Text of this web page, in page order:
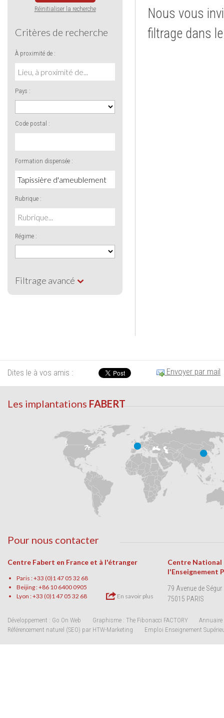
Réinitialiser la recherche
Critères de recherche
À proximité de :
Pays :
Code postal :
Formation dispensée :
Rubrique :
Régime :
Filtrage avancé
Nous vous
filtrage dans
Dites le à vos amis : Envoyer par mail
Les implantations FABERT
Pour nous contacter
Centre Fabert en France et à l'étranger
Paris : +33 (0)1 47 05 32 68
Beijing : +86 10 6400 0905
Lyon : +33 (0)1 47 05 32 68
En savoir plus
Centre National
l'Enseignement
79 Avenue de Ségur
75015 PARIS
Développement : Go On Web Graphisme : The Fibonacci FACTORY
Annuaire
Référencement naturel (SEO) par HTW-Marketing
Emploi Enseignement